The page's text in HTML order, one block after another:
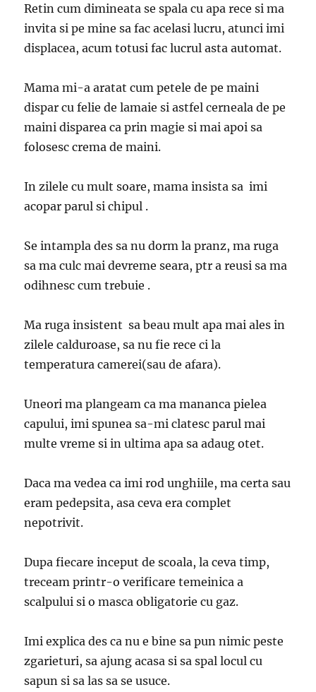
Retin cum dimineata se spala cu apa rece si ma
invita si pe mine sa fac acelasi lucru, atunci imi
displacea, acum totusi fac lucrul asta automat.
Mama mi-a aratat cum petele de pe maini
dispar cu felie de lamaie si astfel cerneala de pe
maini disparea ca prin magie si mai apoi sa
folosesc crema de maini.
In zilele cu mult soare, mama insista sa imi
acopar parul si chipul .
Se intampla des sa nu dorm la pranz, ma ruga
sa ma culc mai devreme seara, ptr a reusi sa ma
odihnesc cum trebuie .
Ma ruga insistent sa beau mult apa mai ales in
zilele calduroase, sa nu fie rece ci la
temperatura camerei(sau de afara).
Uneori ma plangeam ca ma mananca pielea
capului, imi spunea sa-mi clatesc parul mai
multe vreme si in ultima apa sa adaug otet.
Daca ma vedea ca imi rod unghiile, ma certa sau
eram pedepsita, asa ceva era complet
nepotrivit.
Dupa fiecare inceput de scoala, la ceva timp,
treceam printr-o verificare temeinica a
scalpului si o masca obligatorie cu gaz.
Imi explica des ca nu e bine sa pun nimic peste
zgarieturi, sa ajung acasa si sa spal locul cu
sapun si sa las sa se usuce.